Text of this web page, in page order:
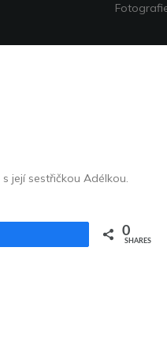
její sestřičkou Adélkou.
0
SHARES